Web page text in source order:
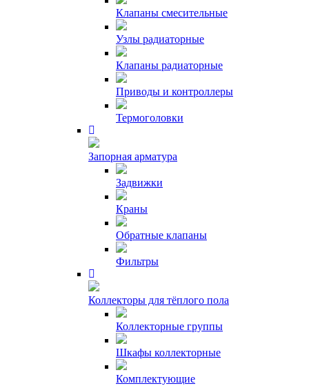
Клапаны смесительные
Узлы радиаторные
Клапаны радиаторные
Приводы и контроллеры
Термоголовки
Запорная арматура
Задвижки
Краны
Обратные клапаны
Фильтры
Коллекторы для тёплого пола
Коллекторные группы
Шкафы коллекторные
Комплектующие